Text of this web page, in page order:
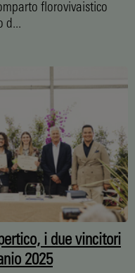
florovivaistico
d...
i due vincitori
2025